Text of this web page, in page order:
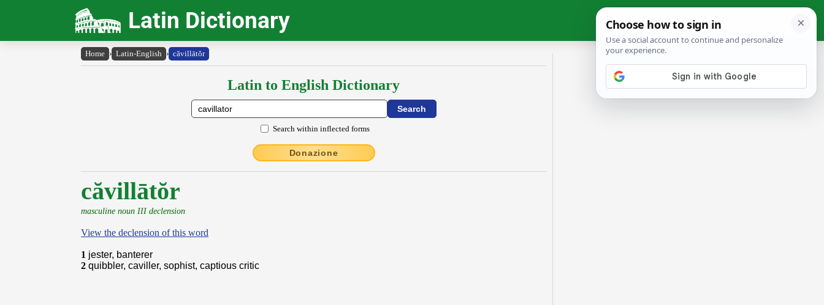
Latin Dictionary
Home › Latin-English › căvillātŏr
Latin to English Dictionary
Search within inflected forms
Donazione
căvillātŏr
masculine noun III declension
View the declension of this word
1 jester, banterer
2 quibbler, caviller, sophist, captious critic